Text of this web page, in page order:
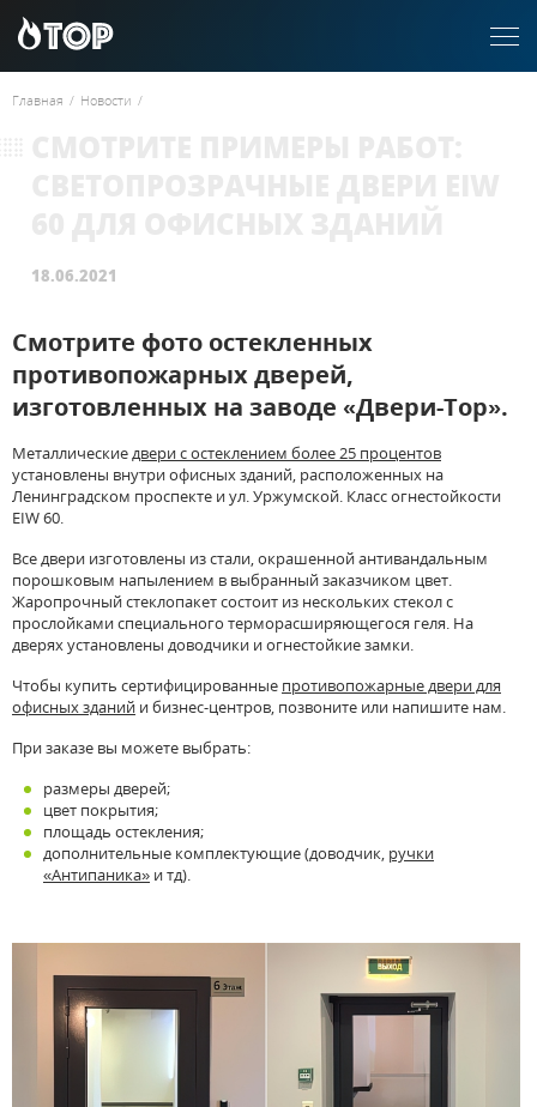
Главная / Новости /
18.06.2021
Смотрите фото остекленных
противопожарных дверей,
изготовленных на заводе «Двери-Тор».
Металлическиедвери с остеклением более 25 процентов
установлены внутри офисных зданий, расположенных на
Ленинградском проспекте и ул. Уржумской. Класс огнестойкости
EIW 60.
Все двери изготовлены из стали, окрашенной антивандальным
порошковым напылением в выбранный заказчиком цвет.
Жаропрочный стеклопакет состоит из нескольких стекол с
прослойками специального терморасширяющегося геля. На
дверях установлены доводчики и огнестойкие замки.
Чтобы купить сертифицированные противопожарные двери для
офисных зданий и бизнес-центров, позвоните или напишите нам.
При заказе вы можете выбрать:
размеры дверей;
цвет покрытия;
площадь остекления;
дополнительные комплектующие (доводчик, ручки
«Антипаника» и тд).